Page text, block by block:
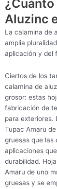
Aluzinc
La calamina de
amplia
aplicación y del
Ciertos de los
calamina de
grosor: estas
fabricación de
para exteriores.
Tupac Amaru
gruesas que las
aplicaciones
durabilidad.
Amaru de uno
gruesas y se